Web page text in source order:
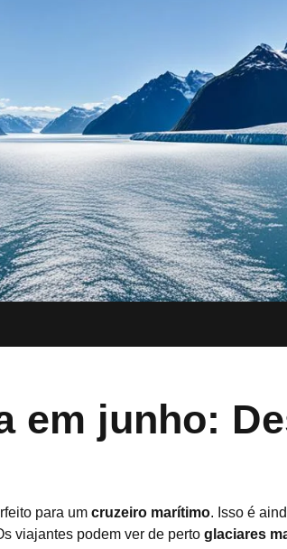
em junho:
para um cruzeiro marítimo. Isso é
viajantes podem ver de perto glaciares